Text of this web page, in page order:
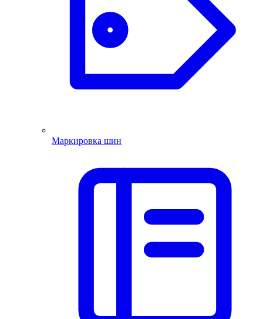
Маркировка шин